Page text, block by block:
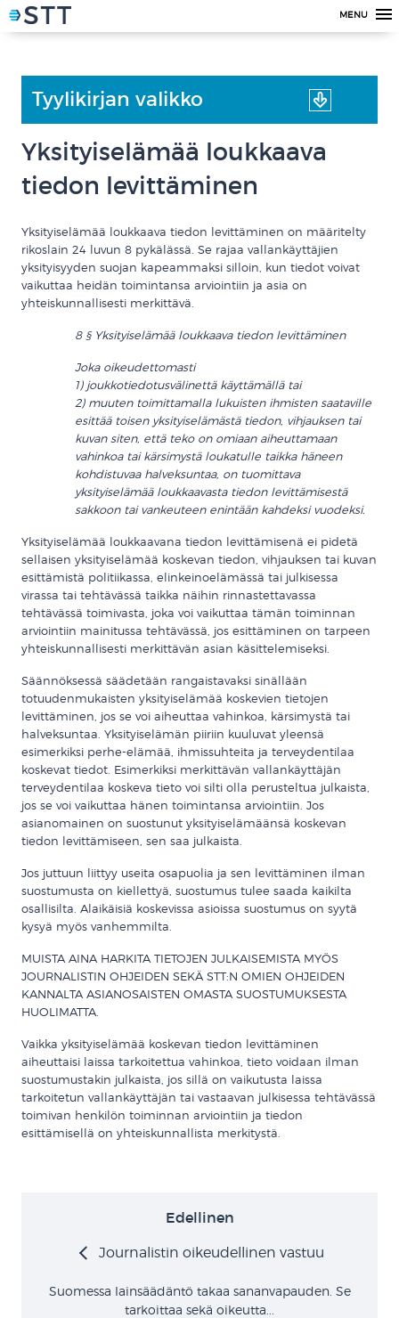
MENU
Tyylikirjan valikko
Yksityiselämää loukkaava
tiedon levittäminen
Yksityiselämää loukkaava tiedon levittäminen on määritelty
rikoslain 24 luvun 8 pykälässä. Se rajaa vallankäyttäjien
yksityisyyden suojan kapeammaksi silloin, kun tiedot voivat
vaikuttaa heidän toimintansa arviointiin ja asia on
yhteiskunnallisesti merkittävä.
8 § Yksityiselämää loukkaava tiedon levittäminen
Joka oikeudettomasti
1) joukkotiedotusvälinettä käyttämällä tai
2) muuten toimittamalla lukuisten ihmisten saataville
esittää toisen yksityiselämästä tiedon, vihjauksen tai
kuvan siten, että teko on omiaan aiheuttamaan
vahinkoa tai kärsimystä loukatulle taikka häneen
kohdistuvaa halveksuntaa, on tuomittava
yksityiselämää loukkaavasta tiedon levittämisestä
sakkoon tai vankeuteen enintään kahdeksi vuodeksi.
Yksityiselämää loukkaavana tiedon levittämisenä ei pidetä
sellaisen yksityiselämää koskevan tiedon, vihjauksen tai kuvan
esittämistä politiikassa, elinkeinoelämässä tai julkisessa
virassa tai tehtävässä taikka näihin rinnastettavassa
tehtävässä toimivasta, joka voi vaikuttaa tämän toiminnan
arviointiin mainitussa tehtävässä, jos esittäminen on tarpeen
yhteiskunnallisesti merkittävän asian käsittelemiseksi.
Säännöksessä säädetään rangaistavaksi sinällään
totuudenmukaisten yksityiselämää koskevien tietojen
levittäminen, jos se voi aiheuttaa vahinkoa, kärsimystä tai
halveksuntaa. Yksityiselämän piiriin kuuluvat yleensä
esimerkiksi perhe-elämää, ihmissuhteita ja terveydentilaa
koskevat tiedot. Esimerkiksi merkittävän vallankäyttäjän
terveydentilaa koskeva tieto voi silti olla perusteltua julkaista,
jos se voi vaikuttaa hänen toimintansa arviointiin. Jos
asianomainen on suostunut yksityiselämäänsä koskevan
tiedon levittämiseen, sen saa julkaista.
Jos juttuun liittyy useita osapuolia ja sen levittäminen ilman
suostumusta on kiellettyä, suostumus tulee saada kaikilta
osallisilta. Alaikäisiä koskevissa asioissa suostumus on syytä
kysyä myös vanhemmilta.
MUISTA AINA HARKITA TIETOJEN JULKAISEMISTA MYÖS
JOURNALISTIN OHJEIDEN SEKÄ STT:N OMIEN OHJEIDEN
KANNALTA ASIANOSAISTEN OMASTA SUOSTUMUKSESTA
HUOLIMATTA.
Vaikka yksityiselämää koskevan tiedon levittäminen
aiheuttaisi laissa tarkoitettua vahinkoa, tieto voidaan ilman
suostumustakin julkaista, jos sillä on vaikutusta laissa
tarkoitetun vallankäyttäjän tai vastaavan julkisessa tehtävässä
toimivan henkilön toiminnan arviointiin ja tiedon
esittämisellä on yhteiskunnallista merkitystä.
Edellinen
Journalistin oikeudellinen vastuu
Suomessa lainsäädäntö takaa sananvapauden. Se
tarkoittaa sekä oikeutta...